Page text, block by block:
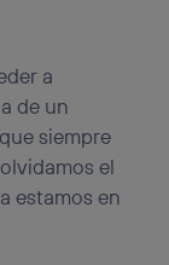
a
de un
siempre
el
estamos en